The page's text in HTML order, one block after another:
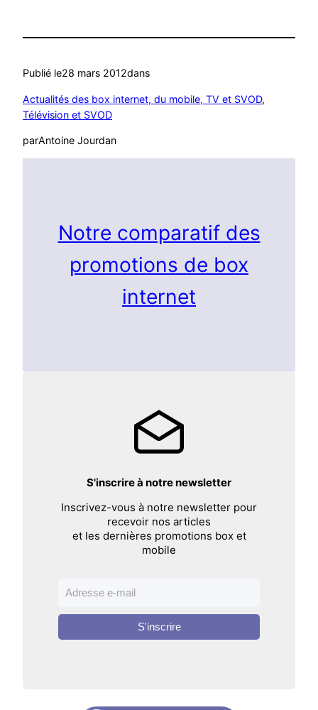
Publié le28 mars 2012dans
Actualités des box internet, du mobile, TV et SVOD
Télévision et SVOD
parAntoine Jourdan
Notre comparatif des
promotions de box
internet
S'inscrire à notre newsletter
Inscrivez-vous à notre newsletter pour
recevoir nos articles
et les dernières promotions box et
mobile
S'inscrire